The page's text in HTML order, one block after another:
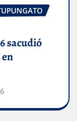
sacudió